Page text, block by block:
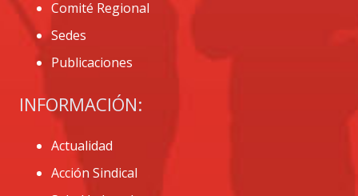
Comité Regional
Sedes
Publicaciones
INFORMACIÓN:
Actualidad
Acción Sindical